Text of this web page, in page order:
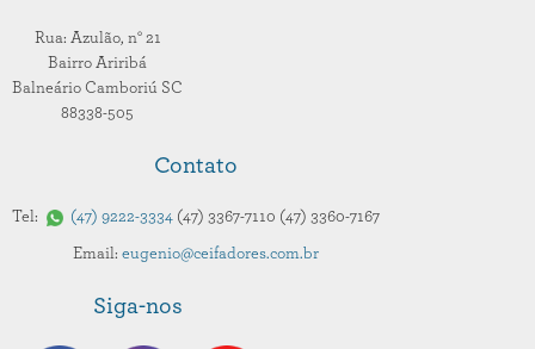
Rua: Azulão, n° 21
Bairro Ariribá
Balneário Camboriú SC
88338-505
Contato
Tel: 47 9222-3334 47 3367-7110 47 3360-7167
Email: eugenio@ceifadores.com.br
Siga-nos